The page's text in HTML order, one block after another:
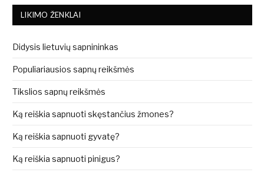
LIKIMO ŽENKLAI
Didysis lietuvių sapnininkas
Populiariausios sapnų reikšmės
Tikslios sapnų reikšmės
Ką reiškia sapnuoti skęstančius žmones?
Ką reiškia sapnuoti gyvatę?
Ką reiškia sapnuoti pinigus?